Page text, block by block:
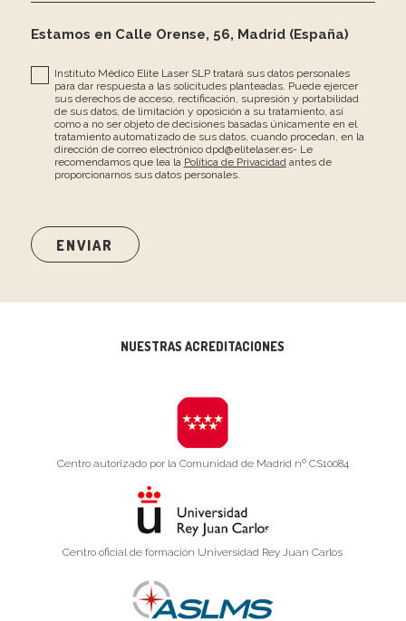
Estamos en Calle Orense, 56, Madrid (España)
Instituto Médico Elite Laser SLP tratará sus datos personales
para dar respuesta a las solicitudes planteadas. Puede ejercer
sus derechos de acceso, rectificación, supresión y portabilidad
de sus datos, de limitación y oposición a su tratamiento, así
como a no ser objeto de decisiones basadas únicamente en el
tratamiento automatizado de sus datos, cuando procedan, en la
dirección de correo electrónico dpd@elitelaser.es- Le
recomendamos que lea la Política de Privacidadantes de
proporcionarnos sus datos personales.
NUESTRAS ACREDITACIONES
Centro autorizado por la Comunidad de Madrid nº CS10084
Centro oficial de formación Universidad Rey Juan Carlos